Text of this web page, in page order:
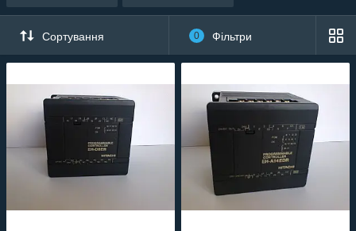
Сортування 0 Фільтри